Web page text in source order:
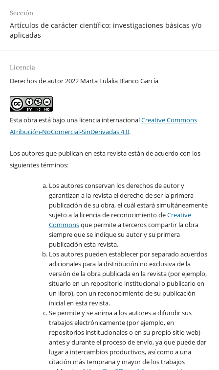
Sección
Artículos de carácter científico: investigaciones básicas y/o
aplicadas
Licencia
Derechos de autor 2022 Marta Eulalia Blanco García
Esta obra está bajo una licencia internacionalCreative Commons
Atribución-NoComercial-SinDerivadas 4.0.
Los autores que publican en esta revista están de acuerdo con los
siguientes términos:
Los autores conservan los derechos de autor y
garantizan a la revista el derecho de ser la primera
publicación de su obra, el cuál estará simultáneamente
sujeto a la licencia de reconocimiento deCreative
Commonsque permite a terceros compartir la obra
siempre que se indique su autor y su primera
publicación esta revista.
Los autores pueden establecer por separado acuerdos
adicionales para la distribución no exclusiva de la
versión de la obra publicada en la revista (por ejemplo,
situarlo en un repositorio institucional o publicarlo en
un libro), con un reconocimiento de su publicación
inicial en esta revista.
Se permite y se anima a los autores a difundir sus
trabajos electrónicamente (por ejemplo, en
repositorios institucionales o en su propio sitio web)
antes y durante el proceso de envío, ya que puede dar
lugar a intercambios productivos, así como a una
citación más temprana y mayor de los trabajos